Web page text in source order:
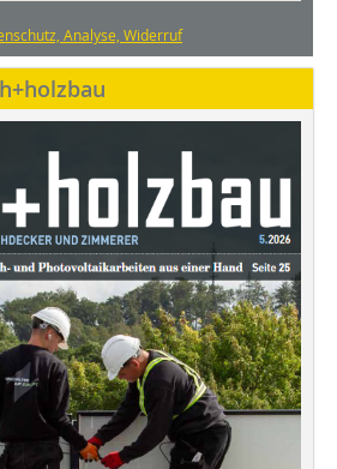
Analyse, Widerruf